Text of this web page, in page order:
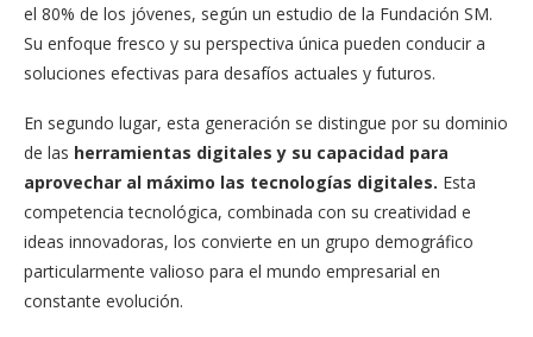
el 80% de los jóvenes, según un estudio de la Fundación SM.
Su enfoque fresco y su perspectiva única pueden conducir a
soluciones efectivas para desafíos actuales y futuros.
En segundo lugar, esta generación se distingue por su dominio
de las herramientas digitales y su capacidad para
aprovechar al máximo las tecnologías digitales. Esta
competencia tecnológica, combinada con su creatividad e
ideas innovadoras, los convierte en un grupo demográfico
particularmente valioso para el mundo empresarial en
constante evolución.